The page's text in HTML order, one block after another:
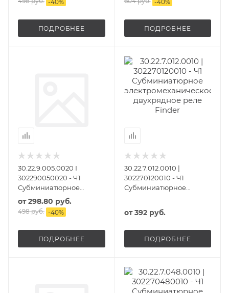
-40%
ПОДРОБНЕЕ
-40%
ПОДРОБНЕЕ
30.22.9.005.0020 I
302290050020 - Ч1
Субминиатюрное
электромеханическое
двухрядное реле
от298.80 руб.
498 руб. -40%
ПОДРОБНЕЕ
30.22.7.012.0010 |
302270120010 - Ч1
Субминиатюрное
от392 руб.
ПОДРОБНЕЕ